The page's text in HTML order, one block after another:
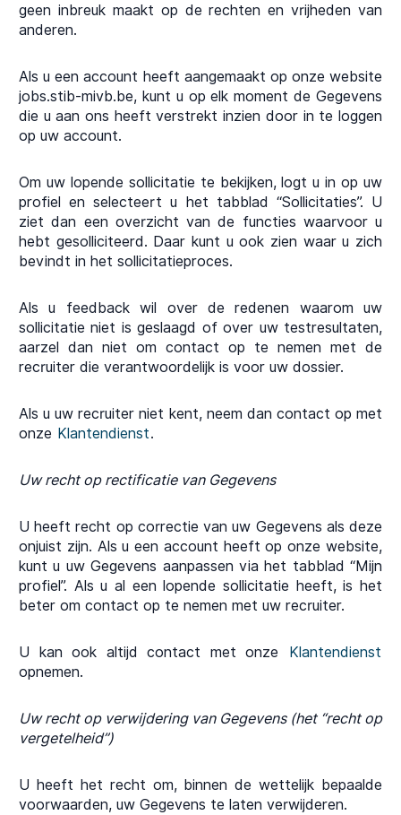
geen inbreuk maakt op de rechten en vrijheden van
anderen.
Als u een account heeft aangemaakt op onze website
jobs.stib-mivb.be, kunt u op elk moment de Gegevens
die u aan ons heeft verstrekt inzien door in te loggen
op uw account.
Om uw lopende sollicitatie te bekijken, logt u in op uw
profiel en selecteert u het tabblad “Sollicitaties”. U
ziet dan een overzicht van de functies waarvoor u
hebt gesolliciteerd. Daar kunt u ook zien waar u zich
bevindt in het sollicitatieproces.
Als u feedback wil over de redenen waarom uw
sollicitatie niet is geslaagd of over uw testresultaten,
aarzel dan niet om contact op te nemen met de
recruiter die verantwoordelijk is voor uw dossier.
Als u uw recruiter niet kent, neem dan contact op met
onze Klantendienst.
Uw recht op rectificatie van Gegevens
U heeft recht op correctie van uw Gegevens als deze
onjuist zijn. Als u een account heeft op onze website,
kunt u uw Gegevens aanpassen via het tabblad “Mijn
profiel”. Als u al een lopende sollicitatie heeft, is het
beter om contact op te nemen met uw recruiter.
U kan ook altijd contact met onze
Klantendienst
opnemen.
Uw recht op verwijdering van Gegevens (het “recht op
vergetelheid”)
U heeft het recht om, binnen de wettelijk bepaalde
voorwaarden, uw Gegevens te laten verwijderen.